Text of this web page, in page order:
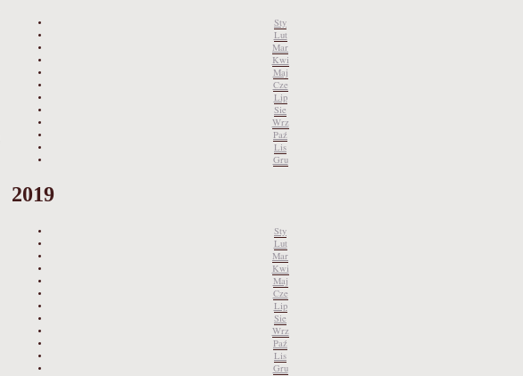
Sty
Lut
Mar
Kwi
Maj
Cze
Lip
Sie
Wrz
Paź
Lis
Gru
2019
Sty
Lut
Mar
Kwi
Maj
Cze
Lip
Sie
Wrz
Paź
Lis
Gru